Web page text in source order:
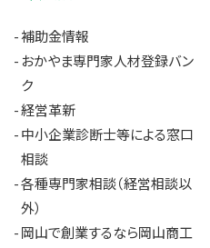
補助金情報
おかやま専門家人材登録バン
ク
経営革新
中小企業診断士等による窓口
相談
各種専門家相談（経営相談以
外）
岡山で創業するなら岡山商工